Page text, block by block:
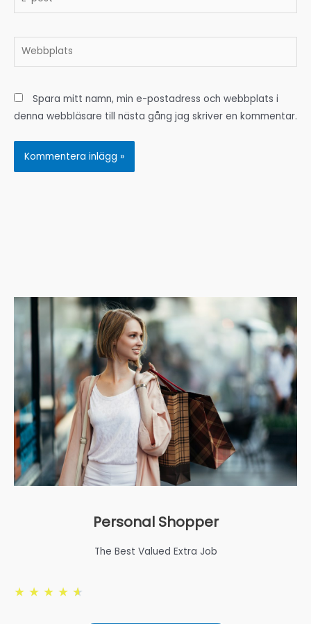
Webbplats
Spara mitt namn, min e-postadress och webbplats i
denna webbläsare till nästa gång jag skriver en kommentar.
Personal Shopper
The Best Valued Extra Job
★ ★ ★ ★ ★